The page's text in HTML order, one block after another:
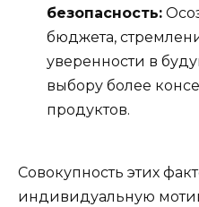
безопасность:
бюджета,
уверенности в
выбору более
продуктов.
Совокупность этих
индивидуальную